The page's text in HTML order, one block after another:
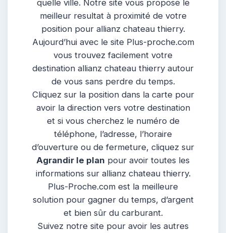
quelle ville. Notre site vous propose le
meilleur resultat à proximité de votre
position pour allianz chateau thierry.
Aujourd’hui avec le site Plus-proche.com
vous trouvez facilement votre
destination allianz chateau thierry autour
de vous sans perdre du temps.
Cliquez sur la position dans la carte pour
avoir la direction vers votre destination
et si vous cherchez le numéro de
téléphone, l’adresse, l’horaire
d’ouverture ou de fermeture, cliquez sur
Agrandir le plan pour avoir toutes les
informations sur allianz chateau thierry.
Plus-Proche.com est la meilleure
solution pour gagner du temps, d’argent
et bien sûr du carburant.
Suivez notre site pour avoir les autres